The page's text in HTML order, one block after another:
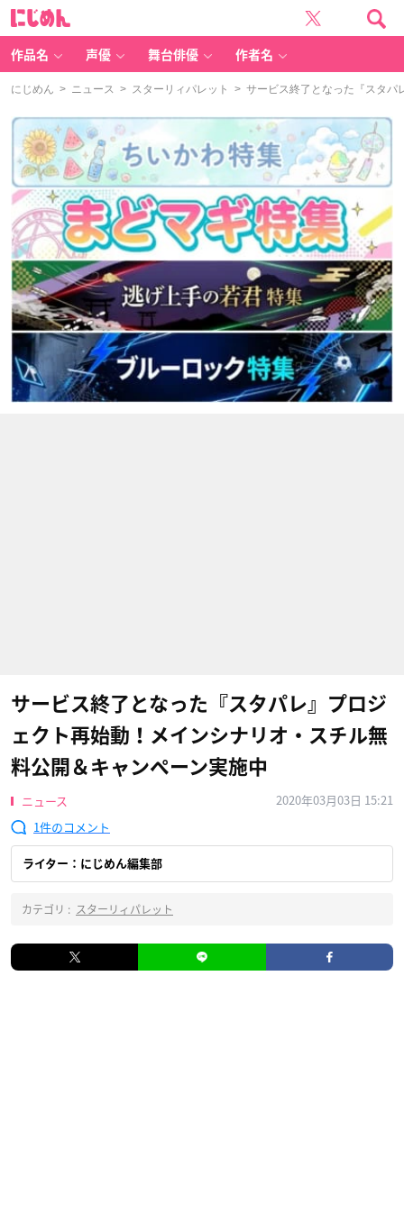
作品名 声優 舞台俳優 作者名
にじめん > ニュース > スターリィパレット > サービス終了となった『スタパ
サービス終了となった『スタパレ』プロジ
ェクト再始動！メインシナリオ・スチル無
料公開＆キャンペーン実施中
ニュース
2020年03月03日 15:21
1
ライター：にじめん編集部
カテゴリ : スターリィパレット